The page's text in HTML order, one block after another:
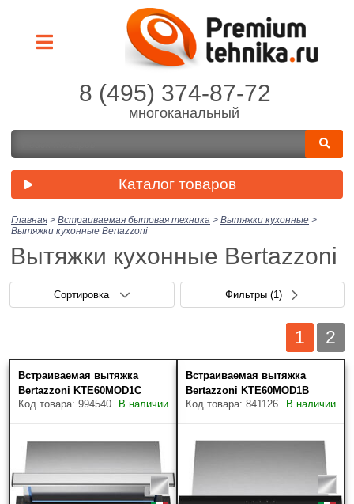
8 (495) 374-87-72
многоканальный
Каталог товаров
Главная > Встраиваемая бытовая техника > Вытяжки кухонные >
Вытяжки кухонные Bertazzoni
Вытяжки кухонные Bertazzoni
Сортировка Фильтры (1)
1 2
Скрыть фильтры Товаров найдено: 33
Цена (руб.)
Встраиваемая вытяжка
Bertazzoni KTE60MOD1C
Код товара: 994540
В наличии
Встраиваемая вытяжка
Bertazzoni KTE60MOD1B
Код товара: 841126
В наличии